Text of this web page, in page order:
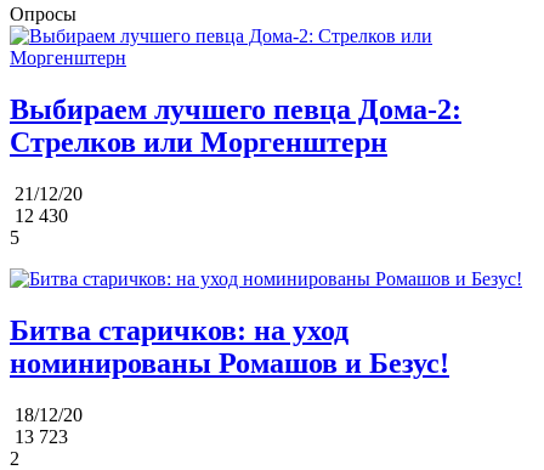
Опросы
Выбираем лучшего певца Дома-2:
Стрелков или Моргенштерн
21/12/20
12 430
5
Битва старичков: на уход
номинированы Ромашов и Безус!
18/12/20
13 723
2